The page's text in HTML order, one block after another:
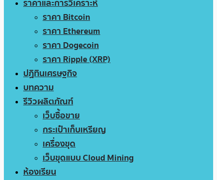
ราคาและการวิเคราะห์
ราคา Bitcoin
ราคา Ethereum
ราคา Dogecoin
ราคา Ripple (XRP)
ปฏิทินเศรษฐกิจ
บทความ
รีวิวผลิตภัณฑ์
เว็บซื้อขาย
กระเป๋าเก็บเหรียญ
เครื่องขุด
เว็บขุดแบบ Cloud Mining
ห้องเรียน